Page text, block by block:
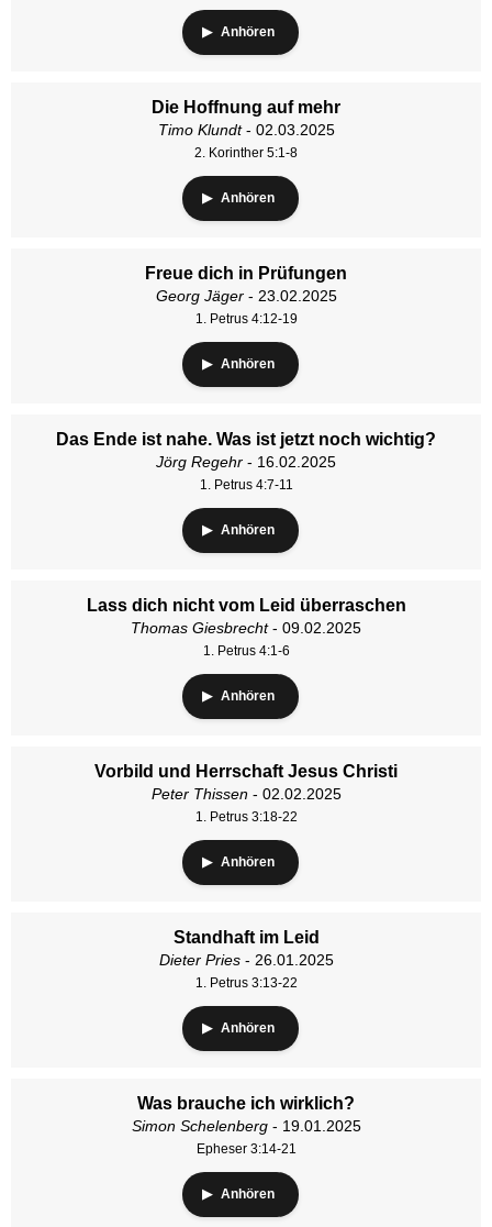
Anhören
Die Hoffnung auf mehr
Timo Klundt- 02.03.2025
2. Korinther 5:1-8
Anhören
Freue dich in Prüfungen
Georg Jäger- 23.02.2025
1. Petrus 4:12-19
Anhören
Das Ende ist nahe. Was ist jetzt noch wichtig?
Jörg Regehr - 16.02.2025
1. Petrus 4:7-11
Anhören
Lass dich nicht vom Leid überraschen
Thomas Giesbrecht- 09.02.2025
1. Petrus 4:1-6
Anhören
Vorbild und Herrschaft Jesus Christi
Peter Thissen- 02.02.2025
1. Petrus 3:18-22
Anhören
Standhaft im Leid
Dieter Pries- 26.01.2025
1. Petrus 3:13-22
Anhören
Was brauche ich wirklich?
Simon Schelenberg- 19.01.2025
Epheser 3:14-21
Anhören